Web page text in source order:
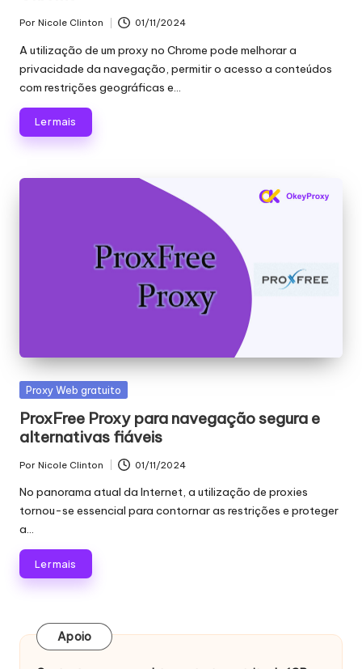
por
Por Nicole Clinton 01/11/2024
A utilização de um proxy no Chrome pode melhorar a
privacidade da navegação, permitir o acesso a conteúdos
com restrições geográficas e...
Ler mais
Publicado
Proxy Web gratuito
ProxFree Proxy para navegação segura e
alternativas fiáveis
Publicado
por
Por Nicole Clinton 01/11/2024
No panorama atual da Internet, a utilização de proxies
tornou-se essencial para contornar as restrições e proteger
a...
Ler mais
Apoio